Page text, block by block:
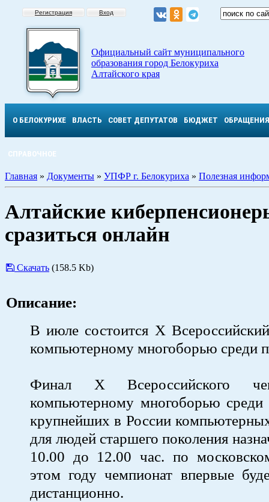
Регистрация Вход
Официальный сайт муниципального
образования город Белокуриха
Алтайского края
О БЕЛОКУРИХЕ ВЛАСТЬ СОВЕТ ДЕПУТАТОВ БЮДЖЕТ ОБРАЩЕНИЯ
СПРАВОЧНОЕ
Главная » Документы » УПФР г. Белокуриха » Полезная
Алтайские
сразиться онлайн
Скачать (158.5 Kb)
Описание:
В июле состоится X
компьютерному многоборью среди
Финал X Всероссийского
компьютерному многоборью среди
крупнейших в России
для людей старшего поколения
10.00 до 12.00 час. по
этом году чемпионат впервые
дистанционно.